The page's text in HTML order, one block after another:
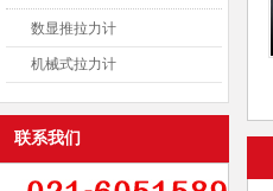
数显推拉力计
机械式拉力计
联系我们